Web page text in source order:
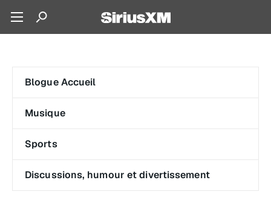
Blogue Accueil
Musique
Sports
Discussions, humour et divertissement